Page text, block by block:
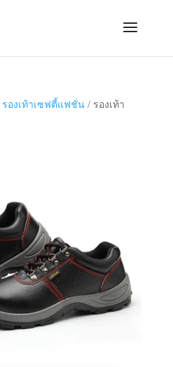
รองเท้าเซฟตี้แฟชั่น/ รองเท้า